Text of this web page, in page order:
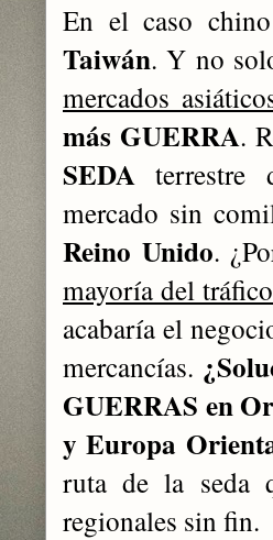
En el caso
Taiwán. Y no
mercados
más GUERRA.
SEDA terrestre
mercado sin
Reino Unido.
mayoría del
acabaría el
mercancías.
GUERRAS en
y Europa
ruta de la seda
regionales sin fin.